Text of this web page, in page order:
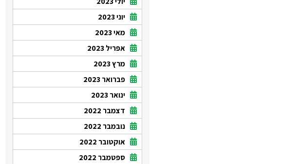
יוני 2023
מאי 2023
אפריל 2023
מרץ 2023
פברואר 2023
ינואר 2023
דצמבר 2022
נובמבר 2022
אוקטובר 2022
ספטמבר 2022